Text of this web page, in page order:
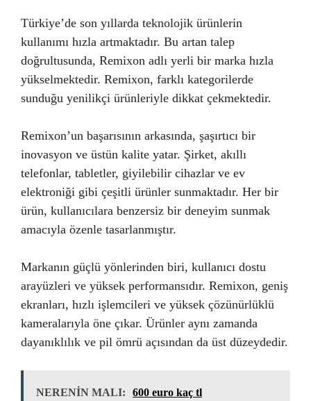
Türkiye’de son yıllarda teknolojik ürünlerin
kullanımı hızla artmaktadır. Bu artan talep
doğrultusunda, Remixon adlı yerli bir marka hızla
yükselmektedir. Remixon, farklı kategorilerde
sunduğu yenilikçi ürünleriyle dikkat çekmektedir.
Remixon’un başarısının arkasında, şaşırtıcı bir
inovasyon ve üstün kalite yatar. Şirket, akıllı
telefonlar, tabletler, giyilebilir cihazlar ve ev
elektroniği gibi çeşitli ürünler sunmaktadır. Her bir
ürün, kullanıcılara benzersiz bir deneyim sunmak
amacıyla özenle tasarlanmıştır.
Markanın güçlü yönlerinden biri, kullanıcı dostu
arayüzleri ve yüksek performansıdır. Remixon, geniş
ekranları, hızlı işlemcileri ve yüksek çözünürlüklü
kameralarıyla öne çıkar. Ürünler aynı zamanda
dayanıklılık ve pil ömrü açısından da üst düzeydedir.
NERENİN MALI: 600 euro kaç tl